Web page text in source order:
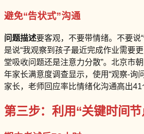
避免“告状式”沟通
问题描述要客观，不要带情绪。不要说
是说“我观察到孩子最近完成作业需要
堂吸收问题还是注意力分散”。北京市
年家长满意度调查显示，使用“观察-询
家长，老师回应率比情绪化沟通高出41
第三步：利用“关键时间